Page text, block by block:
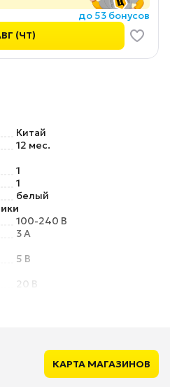
до 53 бонусов
(ЧТ)
Китай
12 мес.
1
1
белый
100-240 В
3 А
5 В
20 В
5В=3А, 9В=3А, 11В=3А,
12В=2.5А, 15В=2А,
20В=1.65А
КАРТА МАГАЗИНОВ